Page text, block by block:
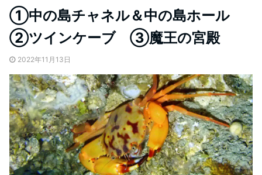
①中の島チャネル＆中の島ホール
②ツインケーブ ③魔王の宮殿
2022年11月13日